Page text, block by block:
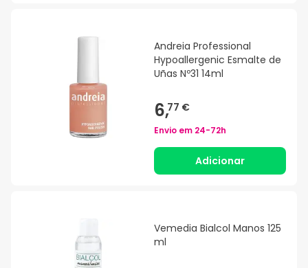
Andreia Professional
Hypoallergenic Esmalte de
Uñas Nº31 14ml
6,77 €
Envio em 24-72h
Adicionar
Vemedia Bialcol Manos 125
ml